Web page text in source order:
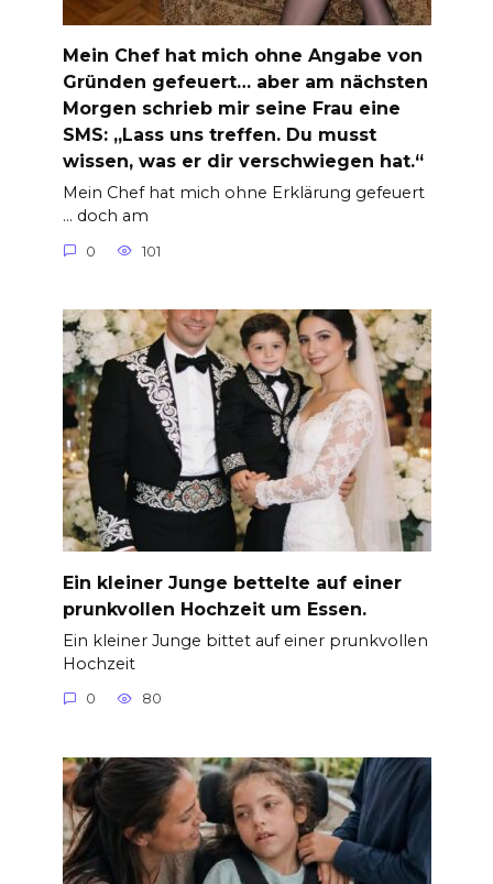
Mein Chef hat mich ohne Angabe von
Gründen gefeuert… aber am nächsten
Morgen schrieb mir seine Frau eine
SMS: „Lass uns treffen. Du musst
wissen, was er dir verschwiegen hat.“
Mein Chef hat mich ohne Erklärung gefeuert
… doch am
0 101
Ein kleiner Junge bettelte auf einer
prunkvollen Hochzeit um Essen.
Ein kleiner Junge bittet auf einer prunkvollen
Hochzeit
0 80